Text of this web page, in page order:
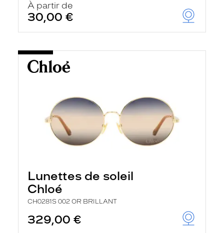
À partir de
30,00 €
Lunettes de soleil
Chloé
CH0281S 002 OR BRILLANT
329,00 €